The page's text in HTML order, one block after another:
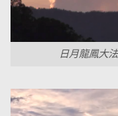
日月龍鳳大